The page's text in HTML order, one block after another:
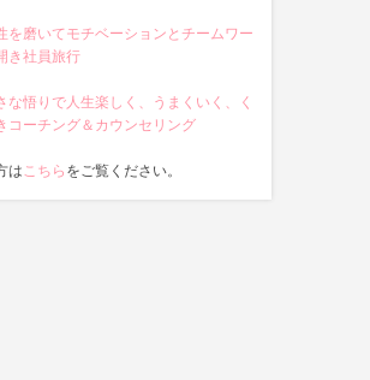
を磨いてモチベーションとチームワー
き社員旅行
な悟りで人生楽しく、うまくいく、く
コーチング＆カウンセリング
はこちらをご覧ください。